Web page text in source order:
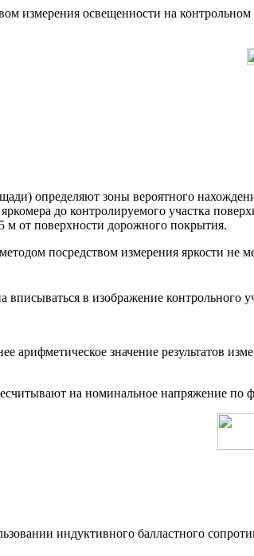
измерения освещенности на
определяют зоны вероятного
до контролируемого участка
м от поверхности дорожного покрытия.
посредством измерения яркости не
в изображение контрольного
значение результатов
на номинальное напряжение по
индуктивного балластного